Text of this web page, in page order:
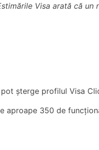
Visa arată că un
șterge profilul Visa
aproape 350 de